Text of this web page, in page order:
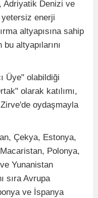
Adriyatik Denizi ve
enerji
altyapısına sahip
altyapılarını
Üye" olabildiği
olarak katılımı,
oydaşmayla
Çekya, Estonya,
Polonya,
Yunanistan
sıra Avrupa
ve İspanya